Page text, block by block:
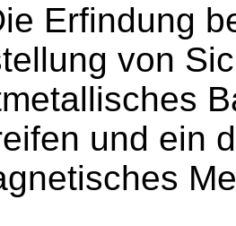
Erfindung
von
und ein